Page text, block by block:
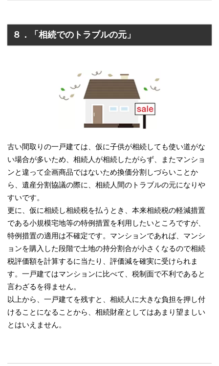
８．「相続でのトラブルの元」
古い間取りの一戸建ては、仮に子供が相続しても使い道がな
い場合が多いため、相続人が相続したがらず、またマンショ
ンと違って企画商品ではないため換価分割しづらいことか
ら、遺産分割協議の際に、相続人間のトラブルの元になりや
すいです。
更に、仮に相続し相続税を払うとき、本来相続税の軽減措置
である小規模宅地等の特例措置を利用したいところですが、
特例措置の適用は不確定です。マンションであれば、マンシ
ョンを購入した段階で土地の持分割合が小さくなるので相続
税評価額を計算するに当たり、評価減を確実に受けられま
す。一戸建てはマンションに比べて、税制面で不利であると
言わざるを得ません。
以上から、一戸建てを残すと、相続人に大きな負担を押し付
けることになることから、相続財産としてはあまり望ましい
とはいえません。